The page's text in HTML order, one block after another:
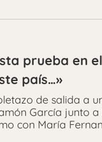
prueba en
país…»
de salida a
García junto
con María